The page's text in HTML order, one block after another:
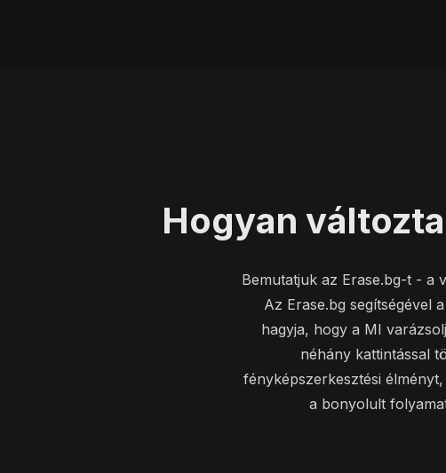
Hogyan
Bemutatjuk az Erase.bg-t - a
Az Erase.bg segítségével
hagyja, hogy a MI
néhány kattintással
fényképszerkesztési
a bonyolult